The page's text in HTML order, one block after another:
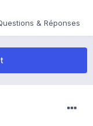
& Réponses